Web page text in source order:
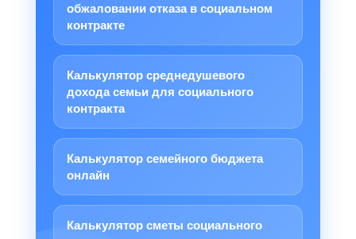
обжаловании отказа в социальном
контракте
Калькулятор среднедушевого
дохода семьи для социального
контракта
Калькулятор семейного бюджета
онлайн
Калькулятор сметы социального